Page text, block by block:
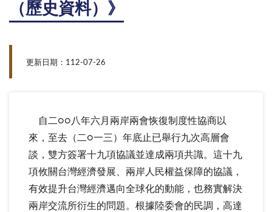
（歷史資料）》
更新日期：112-07-26
自二○○八年六月兩岸兩會恢復制度性協商以
來，至去（二○一三）年底止已舉行九次高層會
談，雙方簽署十九項協議並達成兩項共識。這十九
項攸關台灣經濟發展、兩岸人民權益保障的協議，
有效提升台灣經濟邁向全球化的動能，也務實解決
兩岸交流所衍生的問題。根據陸委會的民調，高達